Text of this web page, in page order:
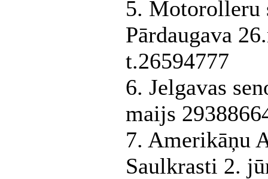
5. Motorolleru
Pārdaugava
t.26594777
6. Jelgavas
maijs
7. Amerikāņu
Saulkrasti 2.